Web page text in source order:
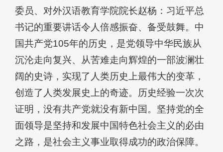
委员、对外汉语教育学院院长赵杨：习近平总
书记的重要讲话令人倍感振奋、备受鼓舞。中
国共产党105年的历史，是党领导中华民族从
沉沦走向复兴、从苦难走向辉煌的一部波澜壮
阔的史诗，实现了人类历史上最伟大的变革，
创造了人类发展史上的奇迹。历史经验一次次
证明，没有共产党就没有新中国。坚持党的全
面领导是坚持和发展中国特色社会主义的必由
之路，是社会主义事业取得成功的政治保障。